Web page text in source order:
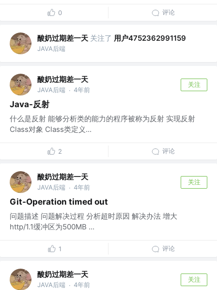
0 评论
酸奶过期差一天 关注了 用户4752362991159
JAVA后端
酸奶过期差一天
JAVA后端 · 4年前
关注
Java-反射
什么是反射 能够分析类的能力的程序被称为反射 实现反射
Class对象 Class类定义...
2 评论
酸奶过期差一天
JAVA后端 · 4年前
关注
Git-Operation timed out
问题描述 问题解决过程 分析超时原因 解决办法 增大
http/1.1缓冲区为500MB ...
1 评论
酸奶过期差一天
JAVA后端 · 4年前
关注